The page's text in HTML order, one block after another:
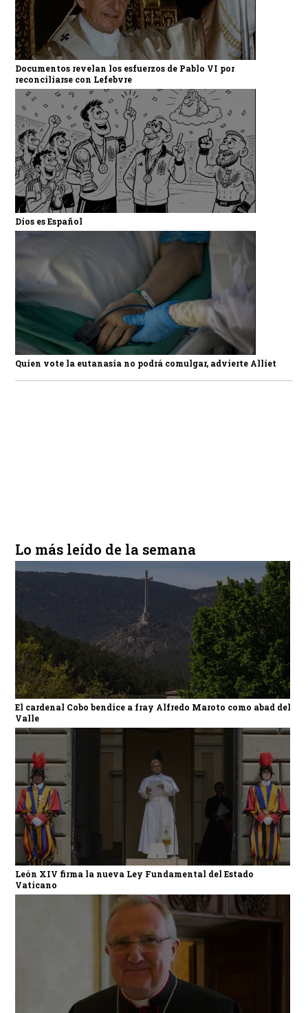
Documentos revelan los esfuerzos de Pablo VI por
reconciliarse con Lefebvre
Dios es Español
Quien vote la eutanasia no podrá comulgar, advierte Alliet
Lo más leído de la semana
El cardenal Cobo bendice a fray Alfredo Maroto como abad del
Valle
León XIV firma la nueva Ley Fundamental del Estado
Vaticano